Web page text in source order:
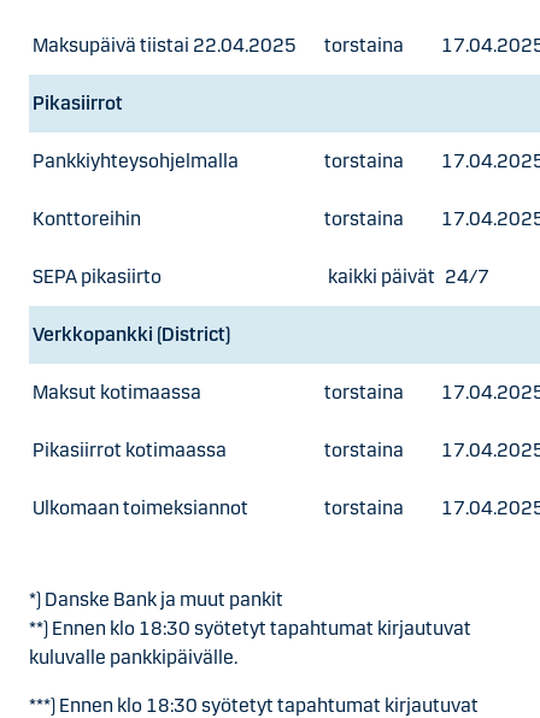
Maksupäivä tiistai 22.04.2025 torstaina
Pikasiirrot
Pankkiyhteysohjelmalla torstaina
Konttoreihin torstaina
SEPA pikasiirto kaikki päivät 24/7
Verkkopankki (District)
Maksut kotimaassa torstaina
Pikasiirrot kotimaassa torstaina
Ulkomaan toimeksiannot torstaina
*) Danske Bank ja muut pankit
**) Ennen klo 18:30 syötetyt tapahtumat kirjautuvat
kuluvalle pankkipäivälle.
***) Ennen klo 18:30 syötetyt tapahtumat kirjautuvat